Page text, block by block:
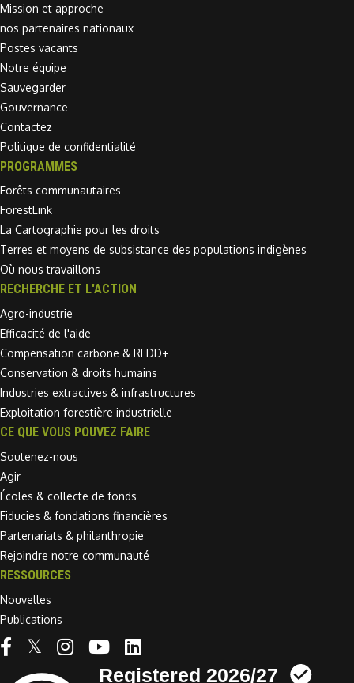
Mission et approche
nos partenaires nationaux
Postes vacants
Notre équipe
Sauvegarder
Gouvernance
Contactez
Politique de confidentialité
PROGRAMMES
Forêts communautaires
ForestLink
La Cartographie pour les droits
Terres et moyens de subsistance des populations indigènes
Où nous travaillons
RECHERCHE ET L'ACTION
Agro-industrie
Efficacité de l'aide
Compensation carbone & REDD+
Conservation & droits humains
Industries extractives & infrastructures
Exploitation forestière industrielle
CE QUE VOUS POUVEZ FAIRE
Soutenez-nous
Agir
Écoles & collecte de fonds
Fiducies & fondations financières
Partenariats & philanthropie
Rejoindre notre communauté
RESSOURCES
Nouvelles
Publications
Linkedin link